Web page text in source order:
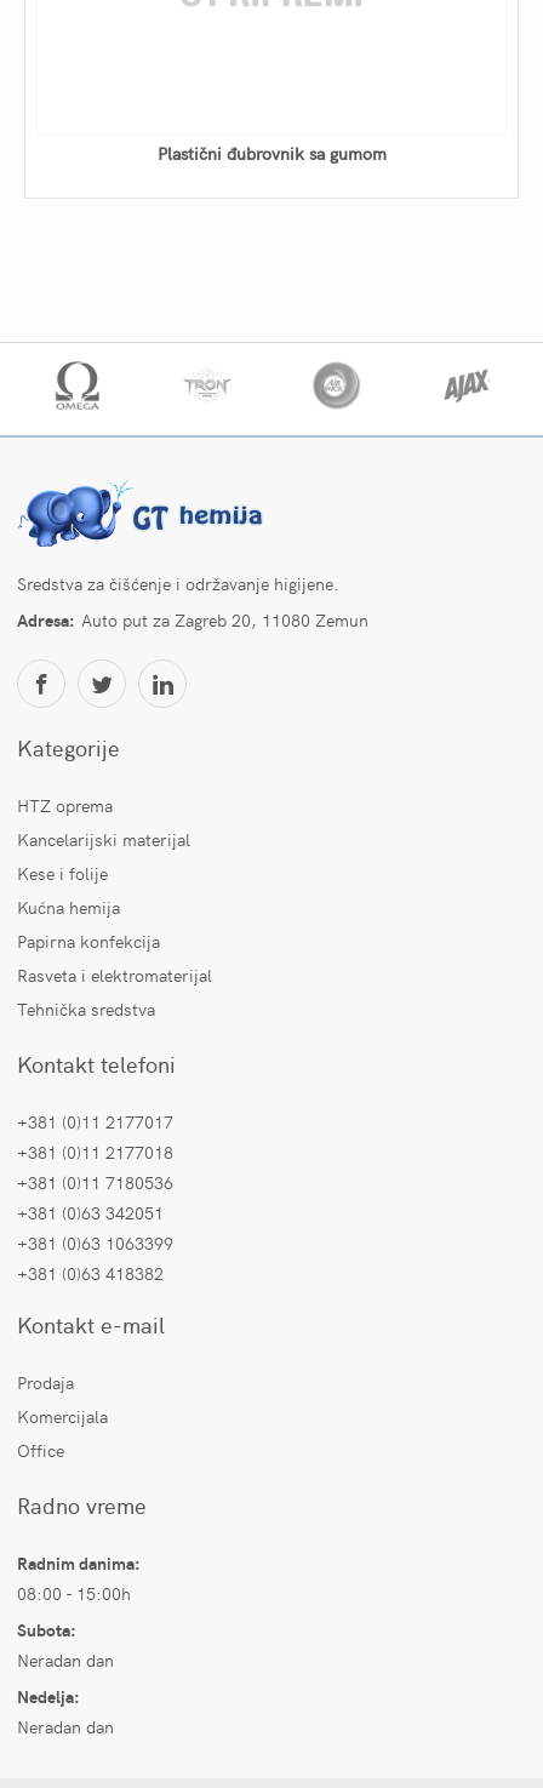
Plastični đubrovnik sa gumom
Sredstva za čišćenje i održavanje higijene.
Adresa: Auto put za Zagreb 20, 11080 Zemun
Kategorije
HTZ oprema
Kancelarijski materijal
Kese i folije
Kućna hemija
Papirna konfekcija
Rasveta i elektromaterijal
Tehnička sredstva
Kontakt telefoni
+381 (0)11 2177017
+381 (0)11 2177018
+381 (0)11 7180536
+381 (0)63 342051
+381 (0)63 1063399
+381 (0)63 418382
Kontakt e-mail
Prodaja
Komercijala
Office
Radno vreme
Radnim danima:
08:00 - 15:00h
Subota:
Neradan dan
Nedelja:
Neradan dan